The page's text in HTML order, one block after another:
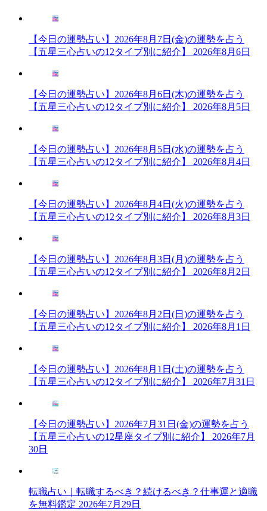
【今日の運勢占い】2026年8月7日(金)の運勢を占う
【五星三心占いの12タイプ別に紹介】
2026年8月6日
【今日の運勢占い】2026年8月6日(木)の運勢を占う
【五星三心占いの12タイプ別に紹介】
2026年8月5日
【今日の運勢占い】2026年8月5日(水)の運勢を占う
【五星三心占いの12タイプ別に紹介】
2026年8月4日
【今日の運勢占い】2026年8月4日(火)の運勢を占う
【五星三心占いの12タイプ別に紹介】
2026年8月3日
【今日の運勢占い】2026年8月3日(月)の運勢を占う
【五星三心占いの12タイプ別に紹介】
2026年8月2日
【今日の運勢占い】2026年8月2日(日)の運勢を占う
【五星三心占いの12タイプ別に紹介】
2026年8月1日
【今日の運勢占い】2026年8月1日(土)の運勢を占う
【五星三心占いの12タイプ別に紹介】
2026年7月31日
【今日の運勢占い】2026年7月31日(金)の運勢を占う
【五星三心占いの12星座タイプ別に紹介】
2026年7月
30日
転職占い｜転職するべき？続けるべき？仕事運と適職
を無料鑑定 2026年7月29日